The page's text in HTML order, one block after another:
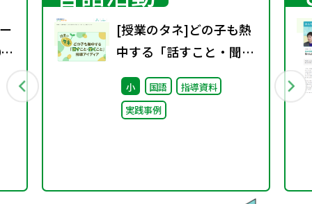
[授業のタネ]どの子も熱
中する「話すこと・聞く
こと」指導アイディア
小 国語
指導資料
実践事例